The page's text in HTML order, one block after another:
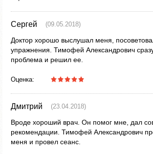
Сергей (09.05.2018)
Доктор хорошо выслушал меня,
упражнения. Тимофей Александрович
проблема и решил ее.
Оценка:
Дмитрий (23.04.2018)
Вроде хороший врач. Он помог мне, дал
рекомендации. Тимофей Александрович
меня и провел сеанс.